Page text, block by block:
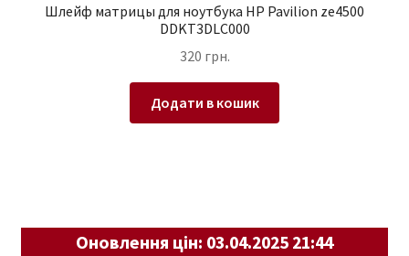
Шлейф матрицы для ноутбука HP Pavilion ze4500
DDKT3DLC000
320 грн.
Додати в кошик
Оновлення цін: 03.04.2025 21:44